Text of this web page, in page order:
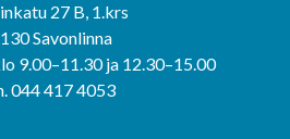
27 B, 1.krs
Savonlinna
9.00–11.30 ja 12.30–15.00
044 417 4053